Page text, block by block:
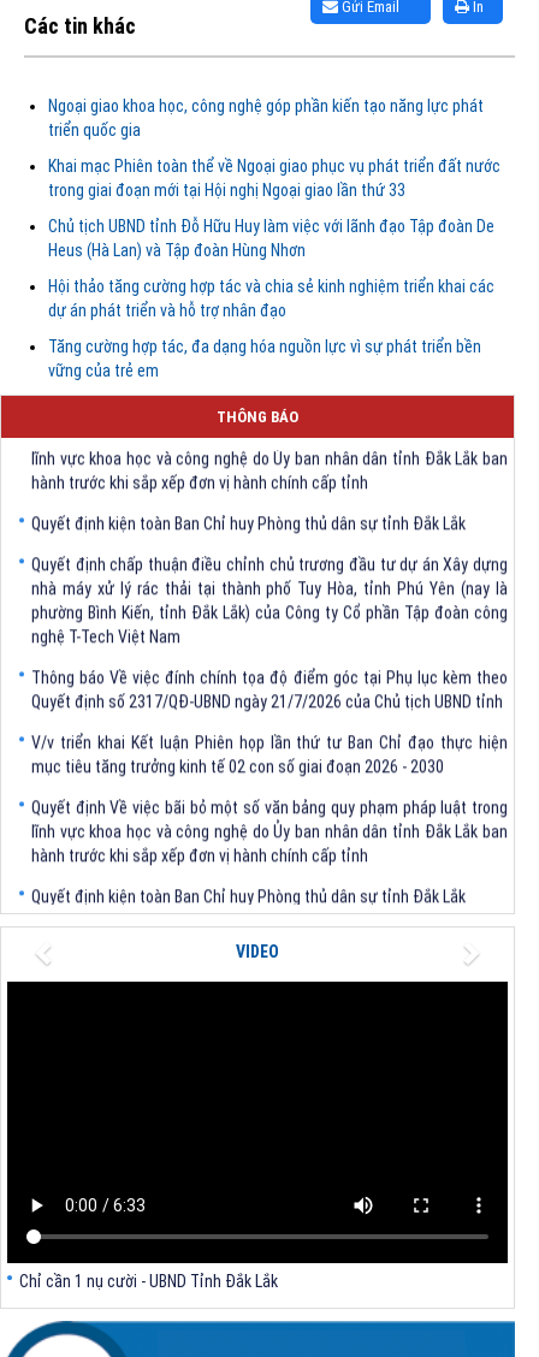
In
Gửi Email
Các tin khác
Ngoại giao khoa học, công nghệ góp phần kiến tạo năng lực phát
triển quốc gia
Khai mạc Phiên toàn thể về Ngoại giao phục vụ phát triển đất nước
trong giai đoạn mới tại Hội nghị Ngoại giao lần thứ 33
Chủ tịch UBND tỉnh Đỗ Hữu Huy làm việc với lãnh đạo Tập đoàn De
Heus (Hà Lan) và Tập đoàn Hùng Nhơn
Hội thảo tăng cường hợp tác và chia sẻ kinh nghiệm triển khai các
dự án phát triển và hỗ trợ nhân đạo
Tăng cường hợp tác, đa dạng hóa nguồn lực vì sự phát triển bền
vững của trẻ em
THÔNG BÁO
Quyết định Về việc bãi bỏ một số văn bảng quy phạm pháp luật trong
lĩnh vực khoa học và công nghệ do Ủy ban nhân dân tỉnh Đắk Lắk ban
hành trước khi sắp xếp đơn vị hành chính cấp tỉnh
Quyết định kiện toàn Ban Chỉ huy Phòng thủ dân sự tỉnh Đắk Lắk
Quyết định chấp thuận điều chỉnh chủ trương đầu tư dự án Xây dựng
nhà máy xử lý rác thải tại thành phố Tuy Hòa, tỉnh Phú Yên (nay là
phường Bình Kiến, tỉnh Đắk Lắk) của Công ty Cổ phần Tập đoàn công
nghệ T-Tech Việt Nam
Thông báo Về việc đính chính tọa độ điểm góc tại Phụ lục kèm theo
Quyết định số 2317/QĐ-UBND ngày 21/7/2026 của Chủ tịch UBND tỉnh
V/v triển khai Kết luận Phiên họp lần thứ tư Ban Chỉ đạo thực hiện
mục tiêu tăng trưởng kinh tế 02 con số giai đoạn 2026 - 2030
Quyết định Về việc bãi bỏ một số văn bảng quy phạm pháp luật trong
lĩnh vực khoa học và công nghệ do Ủy ban nhân dân tỉnh Đắk Lắk ban
hành trước khi sắp xếp đơn vị hành chính cấp tỉnh
Quyết định kiện toàn Ban Chỉ huy Phòng thủ dân sự tỉnh Đắk Lắk
Quyết định chấp thuận điều chỉnh chủ trương đầu tư dự án Xây dựng
phường Bình Kiến, tỉnh Đắk Lắk) của Công ty Cổ phần Tập đoàn công
nghệ T-Tech Việt Nam
VIDEO
Previous Next
Chỉ cần 1 nụ cười - UBND Tỉnh Đắk Lắk